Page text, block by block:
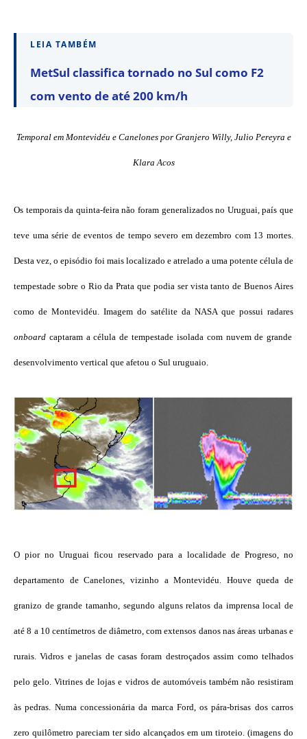
LEIA TAMBÉM
MetSul classifica tornado no Sul como F2
com vento de até 200 km/h
Temporal em Montevidéu e Canelones por Granjero Willy, Julio Pereyra e
Klara Acos
Os temporais da quinta-feira não foram generalizados no Uruguai, país que
teve uma série de eventos de tempo severo em dezembro com 13 mortes.
Desta vez, o episódio foi mais localizado e atrelado a uma potente célula de
tempestade sobre o Rio da Prata que podia ser vista tanto de Buenos Aires
como de Montevidéu. Imagem do satélite da NASA que possui radares
onboard captaram a célula de tempestade isolada com nuvem de grande
desenvolvimento vertical que afetou o Sul uruguaio.
O pior no Uruguai ficou reservado para a localidade de Progreso, no
departamento de Canelones, vizinho a Montevidéu. Houve queda de
granizo de grande tamanho, segundo alguns relatos da imprensa local de
até 8 a 10 centímetros de diâmetro, com extensos danos nas áreas urbanas e
rurais. Vidros e janelas de casas foram destroçados assim como telhados
pelo gelo. Vitrines de lojas e vidros de automóveis também não resistiram
às pedras. Numa concessionária da marca Ford, os pára-brisas dos carros
zero quilômetro pareciam ter sido alcançados em um tiroteio. (imagens do